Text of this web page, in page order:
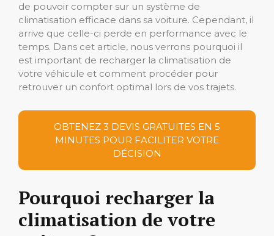
de pouvoir compter sur un système de
climatisation efficace dans sa voiture. Cependant, il
arrive que celle-ci perde en performance avec le
temps. Dans cet article, nous verrons pourquoi il
est important de recharger la climatisation de
votre véhicule et comment procéder pour
retrouver un confort optimal lors de vos trajets.
OBTENEZ 3 DEVIS GRATUITES EN 5
MINUTES POUR FACILITER VOTRE
DÉCISION
Pourquoi recharger la
climatisation de votre